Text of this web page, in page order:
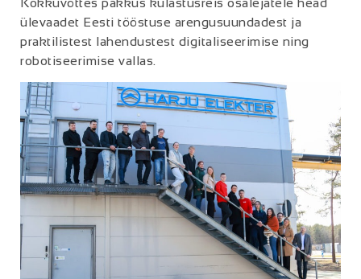
ülevaadet Eesti tööstuse arengusuundadest ja
praktilistest lahendustest digitaliseerimise ning
robotiseerimise vallas.